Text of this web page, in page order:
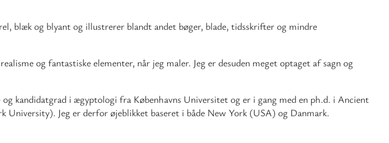
blæk og blyant og illustrerer blandt andet bøger, blade, tidsskrifter og mindre
og fantastiske elementer, når jeg maler. Jeg er desuden meget optaget af sagn og
kandidatgrad i ægyptologi fra Københavns Universitet og er i gang med en ph.d. i Ancient
Jeg er derfor øjeblikket baseret i både New York (USA) og Danmark.